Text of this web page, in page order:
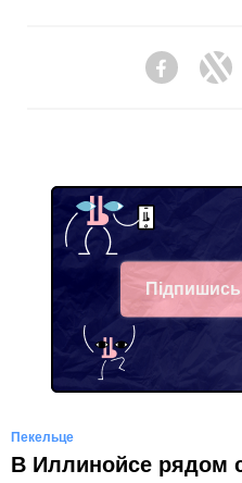
Facebook
Facebook
Пекельце
В Иллинойсе рядом